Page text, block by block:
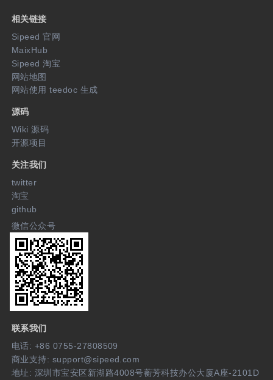
相关链接
Sipeed 官网
MaixHub
Sipeed 淘宝
网站地图
网站使用 teedoc 生成
源码
Wiki 源码
开源项目
关注我们
twitter
淘宝
github
微信公众号
联系我们
电话: +86 0755-27808509
商业支持: support@sipeed.com
地址: 深圳市宝安区新湖路4008号蘅芳科技办公大厦A座-2101D